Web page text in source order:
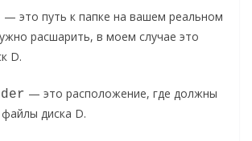
— это путь к папке на вашем реальном
расшарить, в моем случае это
D.
— это расположение, где должны
диска D.